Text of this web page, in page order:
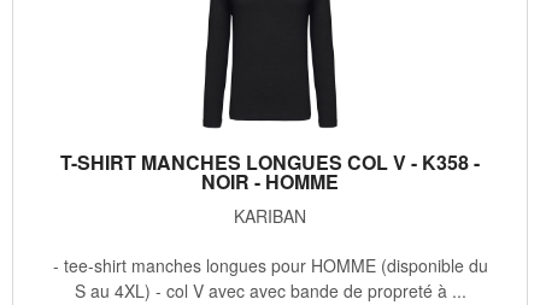
T-SHIRT MANCHES LONGUES COL V - K358 -
NOIR - HOMME
KARIBAN
- tee-shirt manches longues pour HOMME (disponible du
S au 4XL) - col V avec avec bande de propreté à ...